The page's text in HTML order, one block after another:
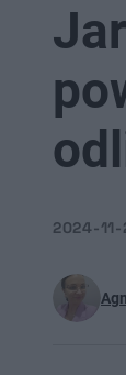
2024-11-